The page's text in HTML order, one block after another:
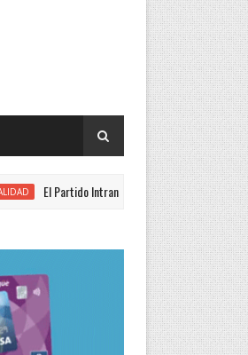
El Partido Intransigente se movilizó en rechazo al